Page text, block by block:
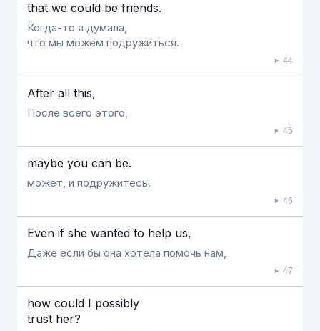
that we could be friends.
Когда-то я думала,
что мы можем подружиться.
44
After all this,
После всего этого,
45
maybe you can be.
может, и подружитесь.
46
Even if she wanted to help us,
Даже если бы она хотела помочь нам,
47
how could I possibly
trust her?